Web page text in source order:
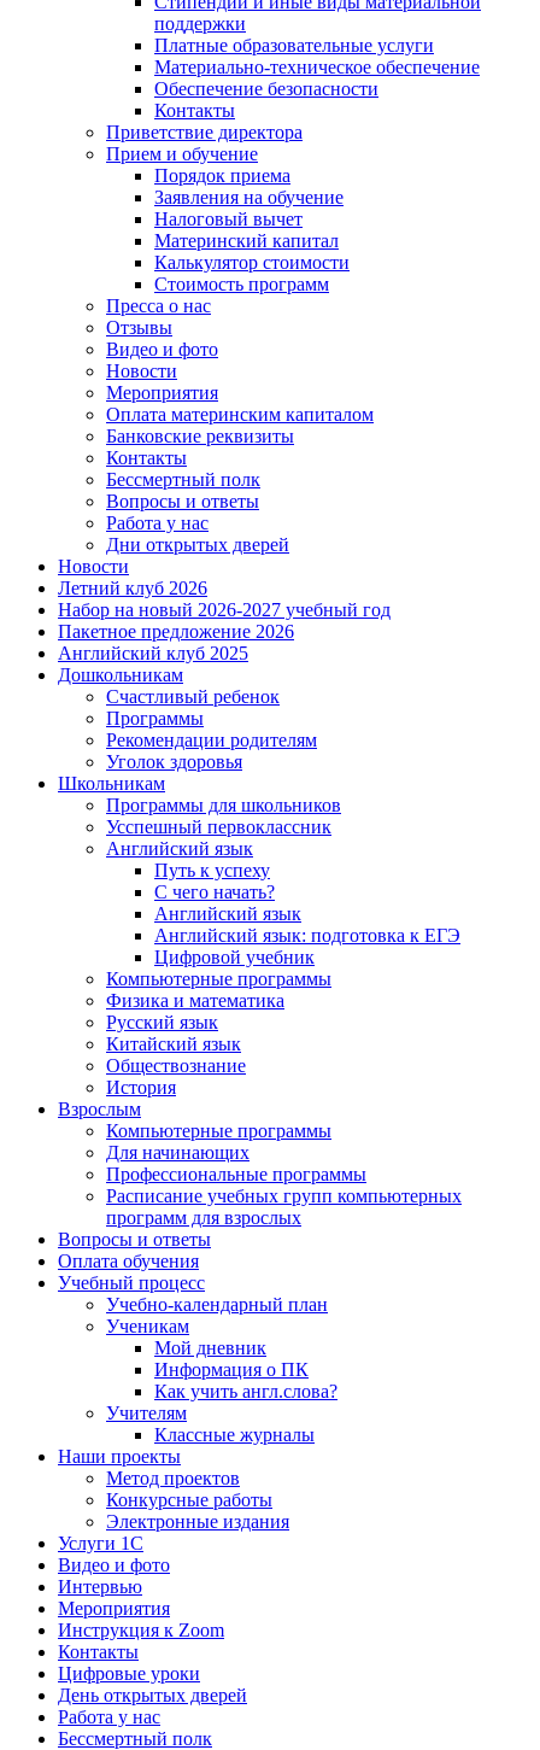
поддержки
Платные образовательные услуги
Материально-техническое обеспечение
Обеспечение безопасности
Контакты
Приветствие директора
Прием и обучение
Порядок приема
Заявления на обучение
Налоговый вычет
Материнский капитал
Калькулятор стоимости
Стоимость программ
Пресса о нас
Отзывы
Видео и фото
Новости
Мероприятия
Оплата материнским капиталом
Банковские реквизиты
Контакты
Бессмертный полк
Вопросы и ответы
Работа у нас
Дни открытых дверей
Новости
Летний клуб 2026
Набор на новый 2026-2027 учебный год
Пакетное предложение 2026
Английский клуб 2025
Дошкольникам
Счастливый ребенок
Программы
Рекомендации родителям
Уголок здоровья
Школьникам
Программы для школьников
Усспешный первоклассник
Английский язык
Путь к успеху
С чего начать?
Английский язык
Английский язык: подготовка к ЕГЭ
Цифровой учебник
Компьютерные программы
Физика и математика
Русский язык
Китайский язык
Обществознание
История
Взрослым
Компьютерные программы
Для начинающих
Профессиональные программы
Расписание учебных групп компьютерных
программ для взрослых
Вопросы и ответы
Оплата обучения
Учебный процесс
Учебно-календарный план
Ученикам
Мой дневник
Информация о ПК
Как учить англ.слова?
Учителям
Классные журналы
Наши проекты
Метод проектов
Конкурсные работы
Электронные издания
Услуги 1C
Видео и фото
Интервью
Мероприятия
Инструкция к Zoom
Контакты
Цифровые уроки
День открытых дверей
Работа у нас
Бессмертный полк